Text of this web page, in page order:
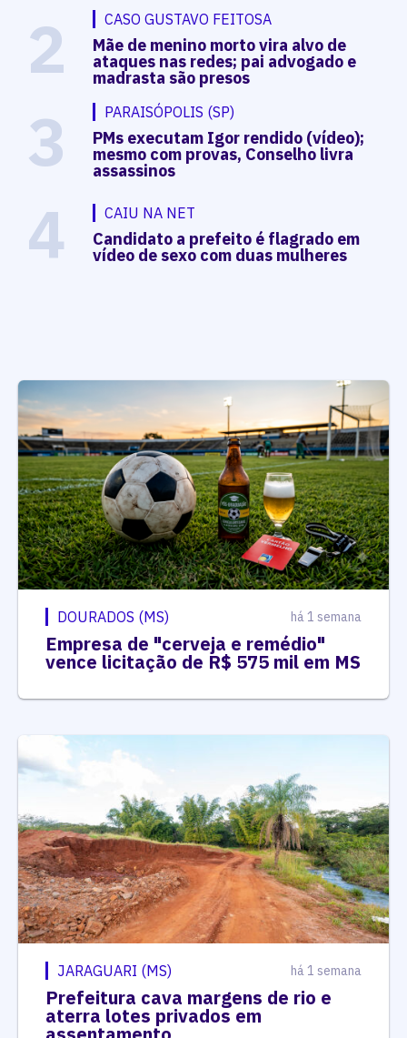
2 CASO GUSTAVO FEITOSA
Mãe de menino morto vira alvo de
ataques nas redes; pai advogado e
madrasta são presos
3 PARAISÓPOLIS (SP)
PMs executam Igor rendido (vídeo);
mesmo com provas, Conselho livra
assassinos
4 CAIU NA NET
Candidato a prefeito é flagrado em
vídeo de sexo com duas mulheres
DOURADOS (MS) há 1 semana
Empresa de "cerveja e remédio"
vence licitação de R$ 575 mil em MS
JARAGUARI (MS) há 1 semana
Prefeitura cava margens de rio e
aterra lotes privados em